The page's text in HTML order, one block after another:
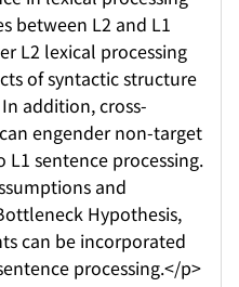
between L2 and L1
L2 lexical processing
of syntactic structure
addition, cross-
engender non-target
sentence processing.
and
Hypothesis,
can be incorporated
processing.</p>